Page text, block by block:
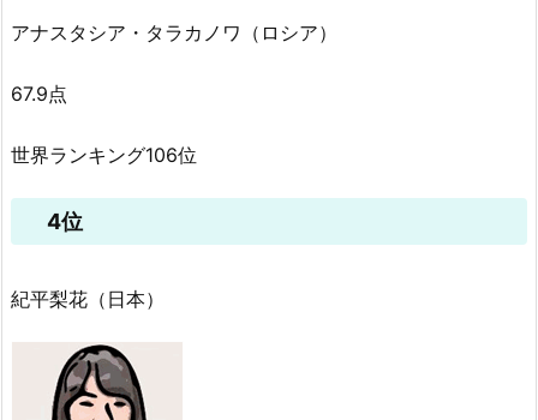
アナスタシア・タラカノワ（ロシア）
67.9点
世界ランキング106位
4位
紀平梨花（日本）